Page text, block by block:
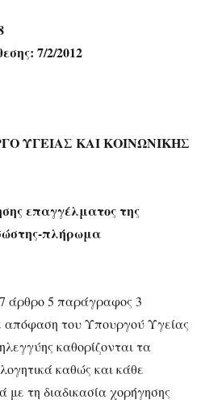
7/2/2012
ΥΓΕΙΑΣ ΚΑΙ ΚΟΙΝΩΝΙΚΗΣ
επαγγέλματος της
πλήρωμα
άρθρο 5 παράγραφος 3
απόφαση του Υπουργού Υγείας
καθορίζονται τα
καθώς και κάθε
με τη διαδικασία χορήγησης